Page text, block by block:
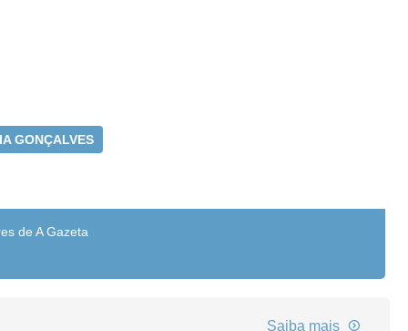
GONÇALVES
de A Gazeta
Saiba mais